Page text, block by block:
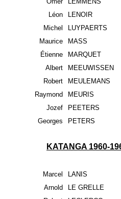
Léon
LENOIR
Michel
LUYPAERTS
Maurice
MASS
Étienne
MARQUET
Albert
MEEUWISSEN
Robert
MEULEMANS
Raymond
MEURIS
Jozef
PEETERS
Georges PETERS
KATANGA 1960-
Marcel
LANIS
Arnold
LE GRELLE